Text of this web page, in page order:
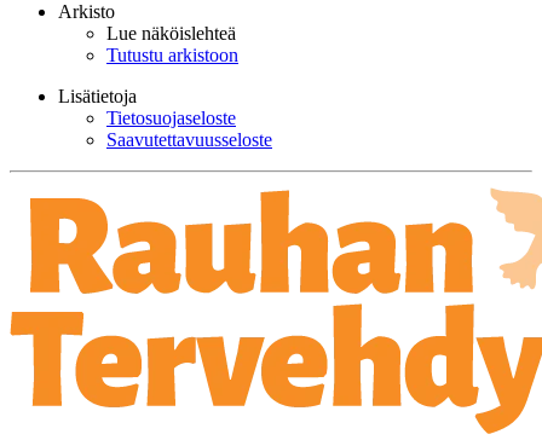
Arkisto
Lue näköislehteä
Tutustu arkistoon
Lisätietoja
Tietosuojaseloste
Saavutettavuusseloste